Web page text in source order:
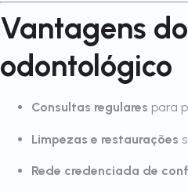
Vantagens
odontológico
Consultas regulares para
Limpezas e restaurações
Rede credenciada de